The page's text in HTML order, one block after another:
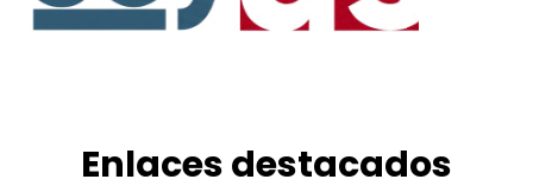
Enlaces destacados